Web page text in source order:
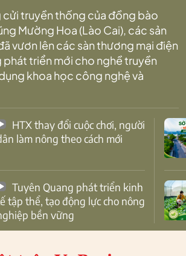
cửi truyền thống của đồng bào
Mường Hoa (Lào Cai), các sản
vươn lên các sàn thương mại điện
phát triển mới cho nghề truyền
khoa học công nghệ và
làm nông theo cách mới
tập thể, tạo động lực cho nông
bền vững